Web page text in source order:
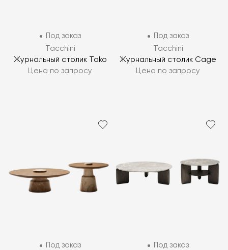
Под заказ
Tacchini
Журнальный столик Tako
Цена по запросу
Под заказ
Tacchini
Журнальный столик Cage
Цена по запросу
Под заказ
Под заказ